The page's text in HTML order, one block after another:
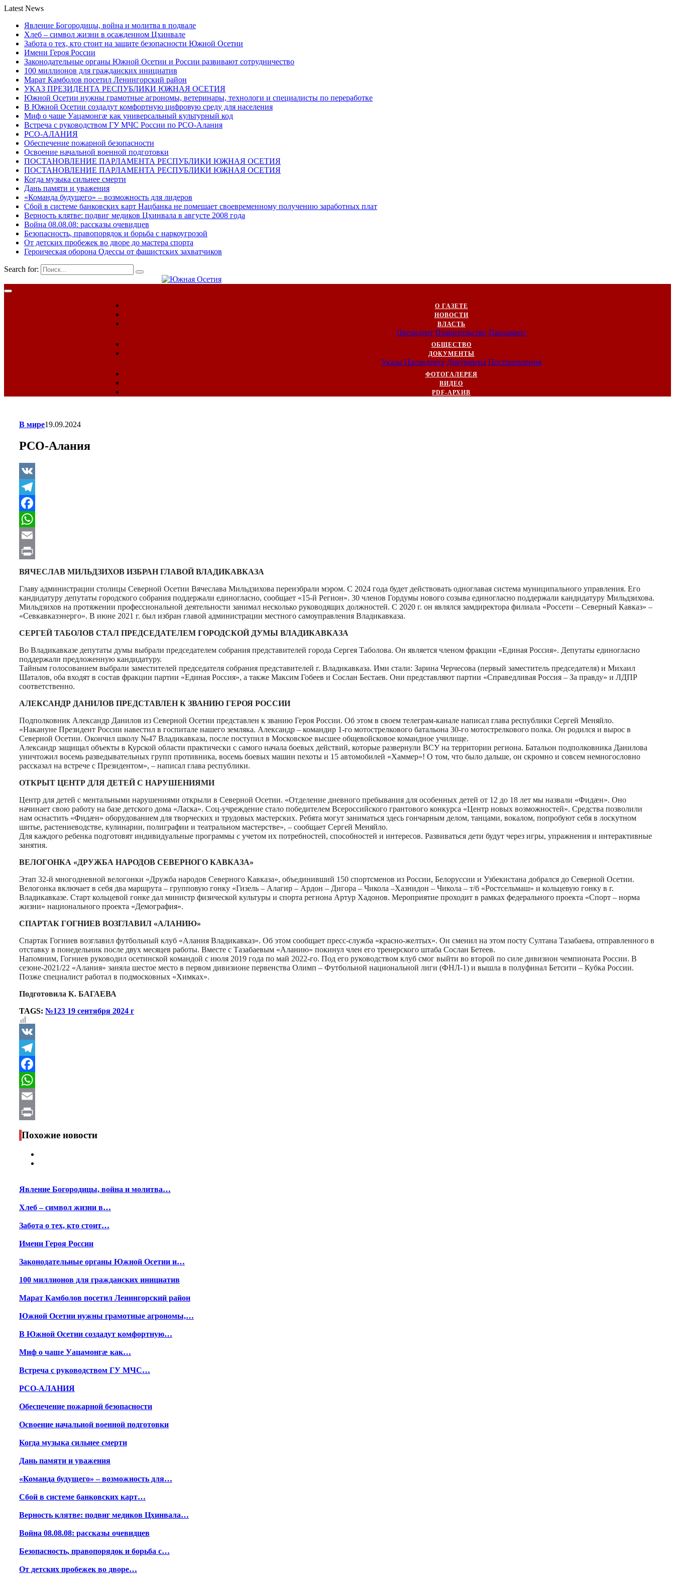
Latest News
Явление Богородицы, война и молитва в подвале
Хлеб – символ жизни в осажденном Цхинвале
Забота о тех, кто стоит на защите безопасности Южной Осетии
Имени Героя России
Законодательные органы Южной Осетии и России развивают сотрудничество
100 миллионов для гражданских инициатив
Марат Камболов посетил Ленингорский район
УКАЗ ПРЕЗИДЕНТА РЕСПУБЛИКИ ЮЖНАЯ ОСЕТИЯ
Южной Осетии нужны грамотные агрономы, ветеринары, технологи и специалисты по переработке
В Южной Осетии создадут комфортную цифровую среду для населения
Миф о чаше Уацамонгæ как универсальный культурный код
Встреча с руководством ГУ МЧС России по РСО-Алания
РСО-АЛАНИЯ
Обеспечение пожарной безопасности
Освоение начальной военной подготовки
ПОСТАНОВЛЕНИЕ ПАРЛАМЕНТА РЕСПУБЛИКИ ЮЖНАЯ ОСЕТИЯ
ПОСТАНОВЛЕНИЕ ПАРЛАМЕНТА РЕСПУБЛИКИ ЮЖНАЯ ОСЕТИЯ
Когда музыка сильнее смерти
Дань памяти и уважения
«Команда будущего» – возможность для лидеров
Сбой в системе банковских карт Нацбанка не помешает своевременному получению заработных плат
Верность клятве: подвиг медиков Цхинвала в августе 2008 года
Война 08.08.08: рассказы очевидцев
Безопасность, правопорядок и борьба с наркоугрозой
От детских пробежек во дворе до мастера спорта
Героическая оборона Одессы от фашистских захватчиков
Search for:
О ГАЗЕТЕ
НОВОСТИ
ВЛАСТЬ
Президент Правительство Парламент
ОБЩЕСТВО
ДОКУМЕНТЫ
Указы Президента Документы Постановления
ФОТОГАЛЕРЕЯ
ВИДЕО
PDF-АРХИВ
В мире19.09.2024
РСО-Алания
VK
Telegram
Facebook
WhatsApp
Email
Print
ВЯЧЕСЛАВ МИЛЬДЗИХОВ ИЗБРАН ГЛАВОЙ ВЛАДИКАВКАЗА
Главу администрации столицы Северной Осетии Вячеслава Мильдзихова переизбрали мэром. С 2024 года будет действовать одноглавая система муниципального управления. Его
кандидатуру депутаты городского собрания поддержали единогласно, сообщает «15-й Регион». 30 членов Гордумы нового созыва единогласно поддержали кандидатуру Мильдзихова.
Мильдзихов на протяжении профессиональной деятельности занимал несколько руководящих должностей. С 2020 г. он являлся замдиректора филиала «Россети – Северный Кавказ» –
«Севкавказэнерго». В июне 2021 г. был избран главой администрации местного самоуправления Владикавказа.
СЕРГЕЙ ТАБОЛОВ СТАЛ ПРЕДСЕДАТЕЛЕМ ГОРОДСКОЙ ДУМЫ ВЛАДИКАВКАЗА
Во Владикавказе депутаты думы выбрали председателем собрания представителей города Сергея Таболова. Он является членом фракции «Единая Россия». Депутаты единогласно
поддержали предложенную кандидатуру.
Тайным голосованием выбрали заместителей председателя собрания представителей г. Владикавказа. Ими стали: Зарина Черчесова (первый заместитель председателя) и Михаил
Шаталов, оба входят в состав фракции партии «Единая Россия», а также Максим Гобеев и Сослан Бестаев. Они представляют партии «Справедливая Россия – За правду» и ЛДПР
соответственно.
АЛЕКСАНДР ДАНИЛОВ ПРЕДСТАВЛЕН К ЗВАНИЮ ГЕРОЯ РОССИИ
Подполковник Александр Данилов из Северной Осетии представлен к званию Героя России. Об этом в своем телеграм-канале написал глава республики Сергей Меняйло.
«Накануне Президент России навестил в госпитале нашего земляка. Александр – командир 1-го мотострелкового батальона 30-го мотострелкового полка. Он родился и вырос в
Северной Осетии. Окончил школу №47 Владикавказа, после поступил в Московское высшее общевойсковое командное училище.
Александр защищал объекты в Курской области практически с самого начала боевых действий, которые развернули ВСУ на территории региона. Батальон подполковника Данилова
уничтожил восемь разведывательных групп противника, восемь боевых машин пехоты и 15 автомобилей «Хаммер»! О том, что было дальше, он скромно и совсем немногословно
рассказал на встрече с Президентом», – написал глава республики.
ОТКРЫТ ЦЕНТР ДЛЯ ДЕТЕЙ С НАРУШЕНИЯМИ
Центр для детей с ментальными нарушениями открыли в Северной Осетии. «Отделение дневного пребывания для особенных детей от 12 до 18 лет мы назвали «Фидæн». Оно
начинает свою работу на базе детского дома «Ласка». Соц-учреждение стало победителем Всероссийского грантового конкурса «Центр новых возможностей». Средства позволили
нам оснастить «Фидæн» оборудованием для творческих и трудовых мастерских. Ребята могут заниматься здесь гончарным делом, танцами, вокалом, попробуют себя в лоскутном
шитье, растениеводстве, кулинарии, полиграфии и театральном мастерстве», – сообщает Сергей Меняйло.
Для каждого ребенка подготовят индивидуальные программы с учетом их потребностей, способностей и интересов. Развиваться дети будут через игры, упражнения и интерактивные
занятия.
ВЕЛОГОНКА «ДРУЖБА НАРОДОВ СЕВЕРНОГО КАВКАЗА»
Этап 32-й многодневной велогонки «Дружба народов Северного Кавказа», объединивший 150 спортсменов из России, Белоруссии и Узбекистана добрался до Северной Осетии.
Велогонка включает в себя два маршрута – групповую гонку «Гизель – Алагир – Ардон – Дигора – Чикола –Хазнидон – Чикола – т/б «Ростсельмаш» и кольцевую гонку в г.
Владикавказе. Старт кольцевой гонке дал министр физической культуры и спорта региона Артур Хадонов. Мероприятие проходит в рамках федерального проекта «Спорт – норма
жизни» национального проекта «Демография».
СПАРТАК ГОГНИЕВ ВОЗГЛАВИЛ «АЛАНИЮ»
Спартак Гогниев возглавил футбольный клуб «Алания Владикавказ». Об этом сообщает пресс-служба «красно-желтых». Он сменил на этом посту Султана Тазабаева, отправленного в
отставку в понедельник после двух месяцев работы. Вместе с Тазабаевым «Аланию» покинул член его тренерского штаба Сослан Бетеев.
Напомним, Гогниев руководил осетинской командой с июля 2019 года по май 2022-го. Под его руководством клуб смог выйти во второй по силе дивизион чемпионата России. В
сезоне-2021/22 «Алания» заняла шестое место в первом дивизионе первенства Олимп – Футбольной национальной лиги (ФНЛ-1) и вышла в полуфинал Бетсити – Кубка России.
Позже специалист работал в подмосковных «Химках».
Подготовила К. БАГАЕВА
TAGS: №123 19 сентября 2024 г
VK
Telegram
Facebook
WhatsApp
Email
Print
Похожие новости
Явление Богородицы, война и молитва…
Хлеб – символ жизни в…
Забота о тех, кто стоит…
Имени Героя России
Законодательные органы Южной Осетии и…
100 миллионов для гражданских инициатив
Марат Камболов посетил Ленингорский район
Южной Осетии нужны грамотные агрономы,…
В Южной Осетии создадут комфортную…
Миф о чаше Уацамонгæ как…
Встреча с руководством ГУ МЧС…
РСО-АЛАНИЯ
Обеспечение пожарной безопасности
Освоение начальной военной подготовки
Когда музыка сильнее смерти
Дань памяти и уважения
«Команда будущего» – возможность для…
Сбой в системе банковских карт…
Верность клятве: подвиг медиков Цхинвала…
Война 08.08.08: рассказы очевидцев
Безопасность, правопорядок и борьба с…
От детских пробежек во дворе…